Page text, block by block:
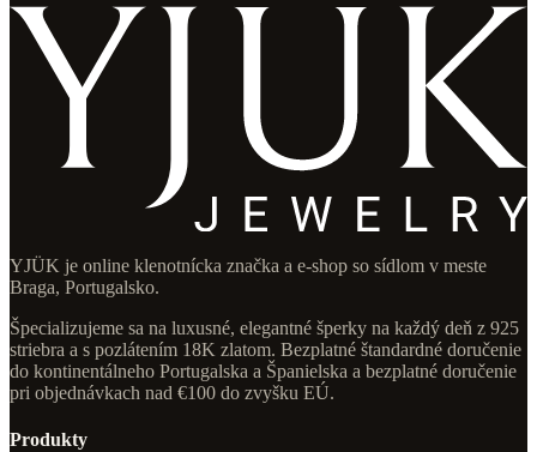
YJÜK je online klenotnícka značka a e-shop so sídlom v meste
Braga, Portugalsko.
Špecializujeme sa na luxusné, elegantné šperky na každý deň z 925
striebra a s pozlátením 18K zlatom. Bezplatné štandardné doručenie
do kontinentálneho Portugalska a Španielska a bezplatné doručenie
pri objednávkach nad €100 do zvyšku EÚ.
Produkty